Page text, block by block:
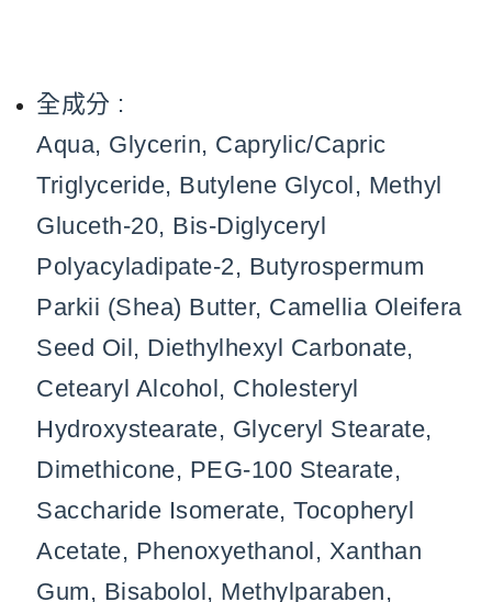
全成分 :
Aqua, Glycerin, Caprylic/Capric
Triglyceride, Butylene Glycol, Methyl
Gluceth-20, Bis-Diglyceryl
Polyacyladipate-2, Butyrospermum
Parkii (Shea) Butter, Camellia Oleifera
Seed Oil, Diethylhexyl Carbonate,
Cetearyl Alcohol, Cholesteryl
Hydroxystearate, Glyceryl Stearate,
Dimethicone, PEG-100 Stearate,
Saccharide Isomerate, Tocopheryl
Acetate, Phenoxyethanol, Xanthan
Gum, Bisabolol, Methylparaben,